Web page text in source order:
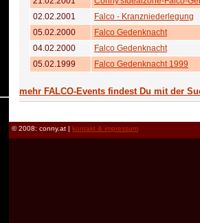
02.02.2001
Falco - Kranzniederlegung
05.02.2000
Falco Gedenknacht
04.02.2000
Falco Gedenknacht
05.02.1999
Falco Gedenknacht 1999
mehr FALCO-Events findest Du mit der
© 2008: conny.at | kontakt & impressum